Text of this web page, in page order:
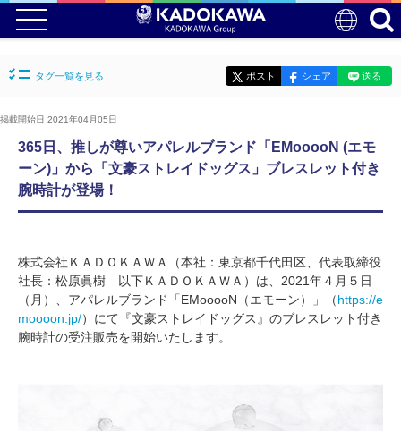
タグ一覧を見る ポスト シェア 送る
掲載開始日 2021年04月05日
365日、推しが尊いアパレルブランド「EMooooN (エモ
ーン)」から「文豪ストレイドッグス」ブレスレット付き
腕時計が登場！
株式会社ＫＡＤＯＫＡＷＡ（本社：東京都千代田区、代表取締役
社長：松原眞樹 以下ＫＡＤＯＫＡＷＡ）は、2021年４月５日
（月）、アパレルブランド「EMooooN（エモーン）」（https://e
moooon.jp/）にて『文豪ストレイドッグス』のブレスレット付き
腕時計の受注販売を開始いたします。